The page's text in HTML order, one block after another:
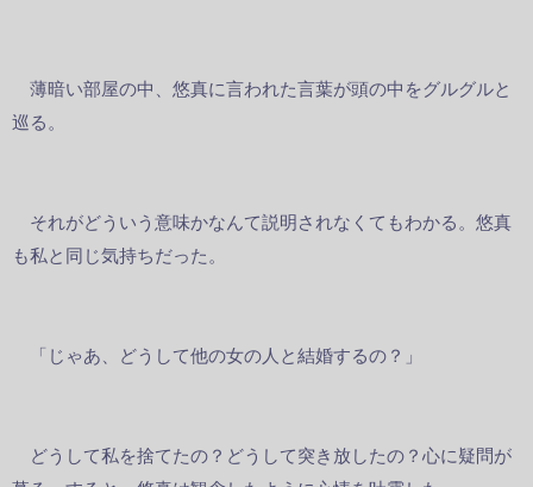
薄暗い部屋の中、悠真に言われた言葉が頭の中をグルグルと
巡る。
それがどういう意味かなんて説明されなくてもわかる。悠真
も私と同じ気持ちだった。
「じゃあ、どうして他の女の人と結婚するの？」
どうして私を捨てたの？どうして突き放したの？心に疑問が